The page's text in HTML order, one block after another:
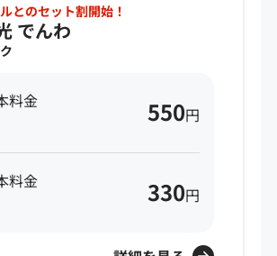
とのセット割開始！
でんわ
料金
550円
料金
330円